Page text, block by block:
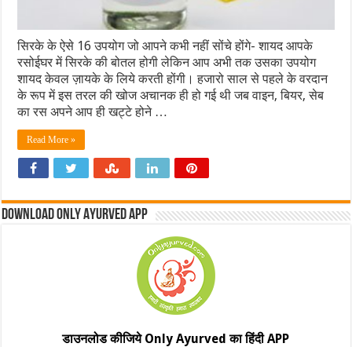
सिरके के ऐसे 16 उपयोग जो आपने कभी नहीं सोंचे होंगे- शायद आपके
रसोईघर में सिरके की बोतल होगी लेकिन आप अभी तक उसका उपयोग
शायद केवल ज़ायके के लिये करती होंगी। हजारो साल से पहले के वरदान
के रूप में इस तरल की खोज अचानक ही हो गई थी जब वाइन, बियर, सेब
का रस अपने आप ही खट्टे होने …
Read More »
Download Only Ayurved App
डाउनलोड कीजिये Only Ayurved का हिंदी APP